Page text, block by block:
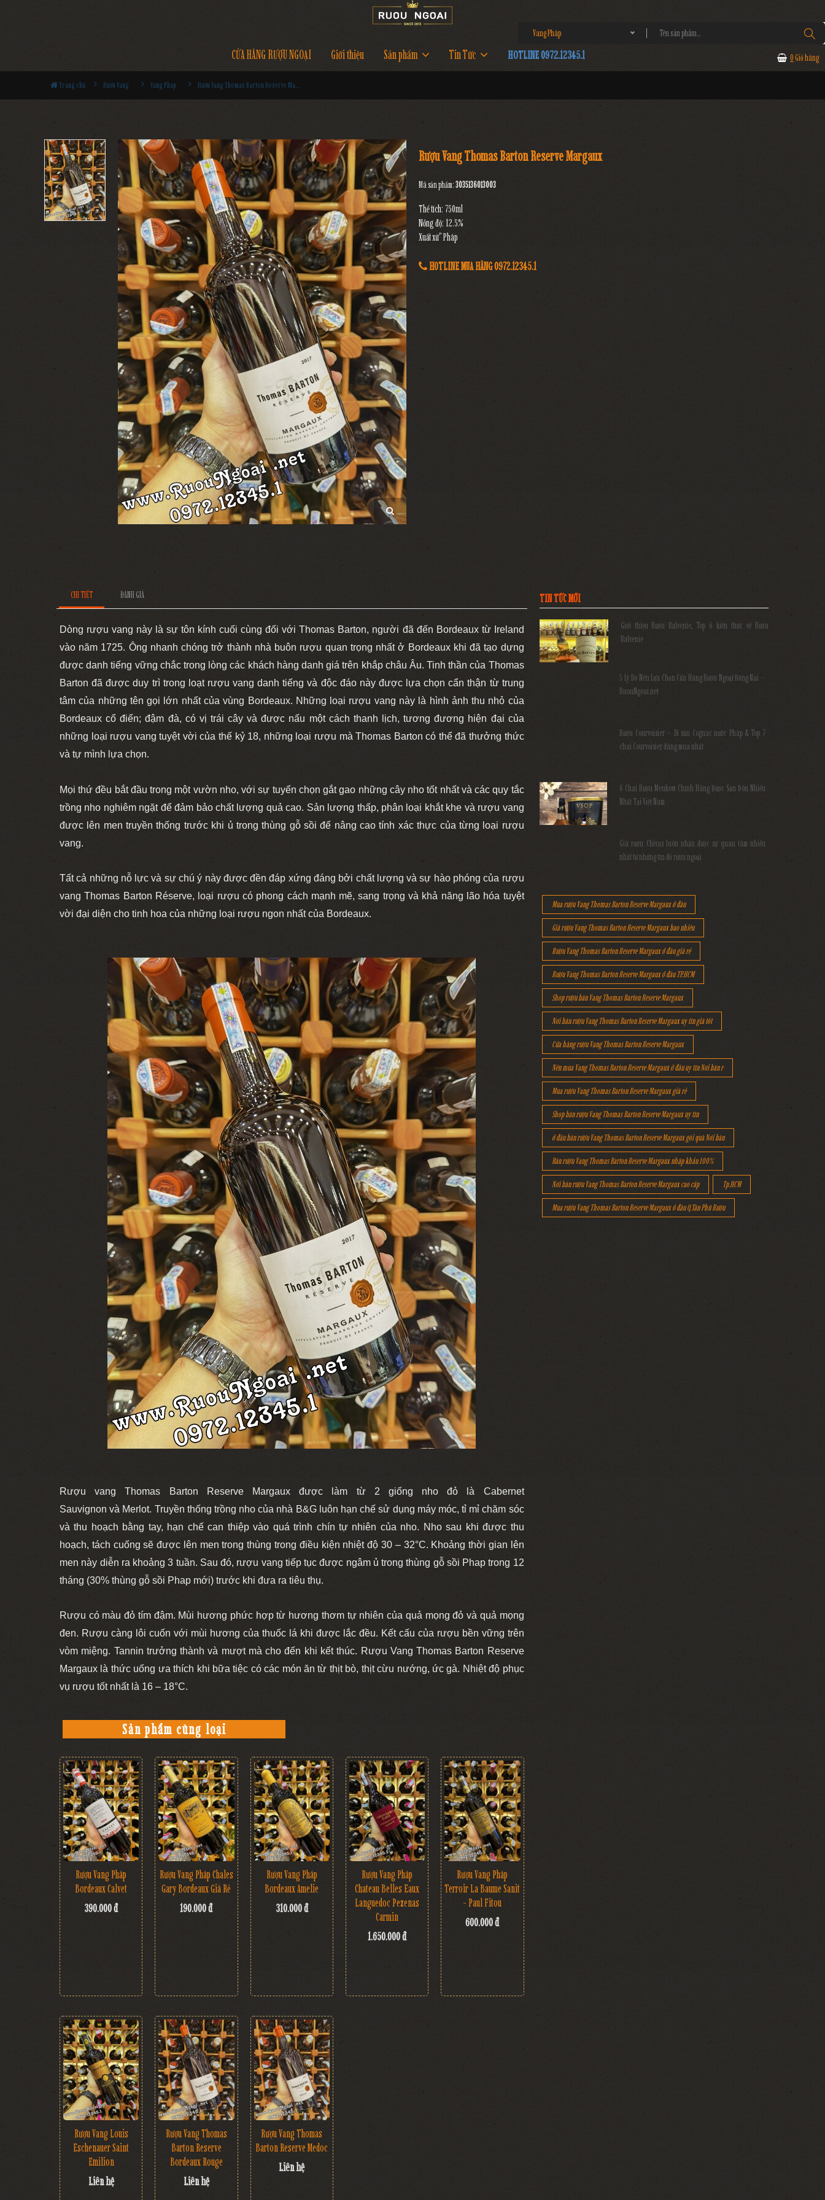
Vang Pháp
CỬA HÀNG RƯỢU NGOẠI Giới thiệu Sản phẩm Tin Tức HOTLINE 0972.12345.1 0 Giỏ hàng
Trang chủ Rượu Vang Vang Pháp Rượu Vang Thomas Barton Reserve Margaux
Rượu Vang Thomas Barton Reserve Margaux
Mã sản phẩm:3035136013003
Thể tích: 750ml
Nồng độ: 12.5%
Xuất xứ" Pháp
HOTLINE MUA HÀNG 0972.12345.1
CHI TIẾT ĐÁNH GIÁ
Dòng rượu vang này là sự tôn kính cuối cùng đối với Thomas Barton, người đã đến Bordeaux từ Ireland
vào năm 1725. Ông nhanh chóng trở thành nhà buôn rượu quan trọng nhất ở Bordeaux khi đã tạo dựng
được danh tiếng vững chắc trong lòng các khách hàng danh giá trên khắp châu Âu. Tinh thần của Thomas
Barton đã được duy trì trong loạt rượu vang danh tiếng và độc đáo này được lựa chọn cẩn thận từ trung
tâm của những tên gọi lớn nhất của vùng Bordeaux. Những loại rượu vang này là hình ảnh thu nhỏ của
Bordeaux cổ điển; đậm đà, có vị trái cây và được nấu một cách thanh lịch, tương đương hiện đại của
những loại rượu vang tuyệt vời của thế kỷ 18, những loại rượu mà Thomas Barton có thể đã thưởng thức
và tự mình lựa chọn.
Mọi thứ đều bắt đầu trong một vườn nho, với sự tuyển chọn gắt gao những cây nho tốt nhất và các quy tắc
trồng nho nghiêm ngặt để đảm bảo chất lượng quả cao. Sản lượng thấp, phân loại khắt khe và rượu vang
được lên men truyền thống trước khi ủ trong thùng gỗ sồi để nâng cao tính xác thực của từng loại rượu
vang.
Tất cả những nỗ lực và sự chú ý này được đền đáp xứng đáng bởi chất lượng và sự hào phóng của rượu
vang Thomas Barton Réserve, loại rượu có phong cách mạnh mẽ, sang trọng và khả năng lão hóa tuyệt
vời đại diện cho tinh hoa của những loại rượu ngon nhất của Bordeaux.
Rượu vang Thomas Barton Reserve Margaux được làm từ 2 giống nho đỏ là Cabernet
Sauvignon và Merlot. Truyền thống trồng nho của nhà B&G luôn hạn chế sử dụng máy móc, tỉ mỉ chăm sóc
và thu hoạch bằng tay, hạn chế can thiệp vào quá trình chín tự nhiên của nho. Nho sau khi được thu
hoạch, tách cuống sẽ được lên men trong thùng trong điều kiện nhiệt độ 30 – 32°C. Khoảng thời gian lên
men này diễn ra khoảng 3 tuần. Sau đó, rượu vang tiếp tục được ngâm ủ trong thùng gỗ sồi Phap trong 12
tháng (30% thùng gỗ sồi Phap mới) trước khi đưa ra tiêu thụ.
Rượu có màu đỏ tím đậm. Mùi hương phức hợp từ hương thơm tự nhiên của quả mọng đỏ và quả mọng
đen. Rượu càng lôi cuốn với mùi hương của thuốc lá khi được lắc đều. Kết cấu của rượu bền vững trên
vòm miệng. Tannin trưởng thành và mượt mà cho đến khi kết thúc. Rượu Vang Thomas Barton Reserve
Margaux là thức uống ưa thích khi bữa tiệc có các món ăn từ thịt bò, thịt cừu nướng, ức gà. Nhiệt độ phục
vụ rượu tốt nhất là 16 – 18°C.
Sản phẩm cùng loại
Rượu Vang Pháp
Bordeaux Calvet
390.000 đ
Rượu Vang Pháp Chales
Gary Bordeaux Giá Rẻ
190.000 đ
Rượu Vang Pháp
Bordeaux Amelie
310.000 đ
Rượu Vang Pháp
Chateau Belles Eaux
Languedoc Pezenas
Carmin
1.650.000 đ
Rượu Vang Pháp
Terroir La Baume Sanit
- Paul Fitou
600.000 đ
Rượu Vang Louis
Eschenauer Saint
Emilion
Liên hệ
Rượu Vang Thomas
Barton Reserve
Bordeaux Rouge
Liên hệ
Rượu Vang Thomas
Barton Reserve Medoc
Liên hệ
TIN TỨC MỚI
Giới thiệu Rượu Balvenie, Top 6 kiến thức về Rượu
Balvenie
5 Lý Do Nên Lựa Chọn Cửa Hàng Rượu Ngoại Đồng Nai –
RuouNgoai.net
Rượu Courvoisier – Di sản Cognac nước Pháp & Top 7
chai Courvoisier đáng mua nhất
6 Chai Rượu Meukow Chính Hãng Được Săn Đón Nhiều
Nhất Tại Việt Nam
Giá rượu Chivas luôn nhận được sự quan tâm nhiều
nhất từ những tín đồ rượu ngoại
Mua rượu Vang Thomas Barton Reserve Margaux ở đâu
Giá rượu Vang Thomas Barton Reserve Margaux bao nhiêu
Rượu Vang Thomas Barton Reserve Margaux ở đâu giá rẻ
Rượu Vang Thomas Barton Reserve Margaux ở đâu TP.HCM
Shop rượu bán Vang Thomas Barton Reserve Margaux
Nơi bán rượu Vang Thomas Barton Reserve Margaux uy tín giá tốt
Cửa hàng rượu Vang Thomas Barton Reserve Margaux
Nên mua Vang Thomas Barton Reserve Margaux ở đâu uy tín Nơi bán r
Mua rượu Vang Thomas Barton Reserve Margaux giá rẻ
Shop bán rượu Vang Thomas Barton Reserve Margaux uy tín
ở đâu bán rượu Vang Thomas Barton Reserve Margaux gói quà Nơi bán
Bán rượu Vang Thomas Barton Reserve Margaux nhập khẩu 100%
Nơi bán rượu Vang Thomas Barton Reserve Margaux cao cấp Tp.HCM
Mua rượu Vang Thomas Barton Reserve Margaux ở đâu Q.Tân Phú Rượu